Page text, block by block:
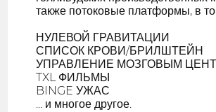
также потоковые платформы, в
НУЛЕВОЙ ГРАВИТАЦИИ
СПИСОК КРОВИ/БРИЛШТЕЙН
УПРАВЛЕНИЕ МОЗГОВЫМ
TXL ФИЛЬМЫ
BINGE УЖАС
... и многое другое.